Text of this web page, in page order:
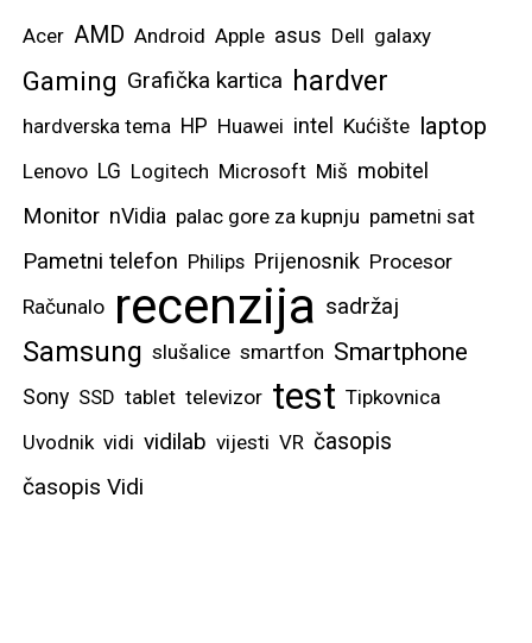
Acer AMD Android Apple asus Dell galaxy
Gaming Grafička kartica hardver
hardverska tema HP Huawei intel Kućište laptop
Lenovo LG Logitech Microsoft Miš mobitel
Monitor nVidia palac gore za kupnju pametni sat
Pametni telefon Philips Prijenosnik Procesor
Računalo recenzija sadržaj
Samsung slušalice smartfon Smartphone
Sony SSD tablet televizor test Tipkovnica
Uvodnik vidi vidilab vijesti VR časopis
časopis Vidi